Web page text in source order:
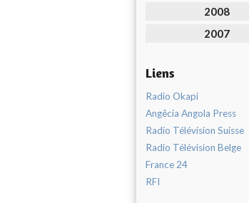
2008
2007
Liens
Radio Okapi
Angêcia Angola Press
Radio Télévision Suisse
Radio Télévision Belge
France 24
RFI